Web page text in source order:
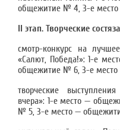
общежитие № 4, 3-е
II этап. Творческие
смотр-конкурс на
«Салют, Победа!»: 1-е
общежитие № 6, 3-е
творческие
вчера»: 1-е место —
№ 5, 3-е место —